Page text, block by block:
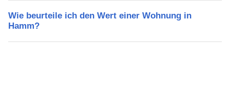
Wie beurteile ich den Wert einer Wohnung in
Hamm?